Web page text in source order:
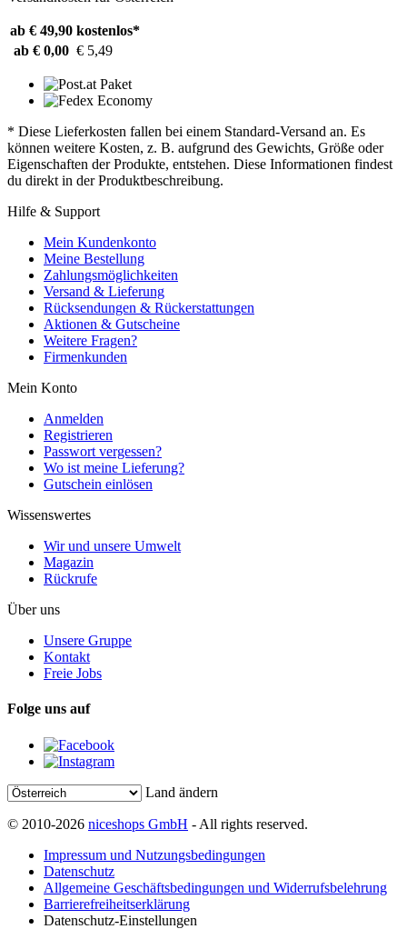
ab € 49,90 kostenlos*
ab € 0,00 € 5,49
* Diese Lieferkosten fallen bei einem Standard-Versand an. Es
können weitere Kosten, z. B. aufgrund des Gewichts, Größe oder
Eigenschaften der Produkte, entstehen. Diese Informationen findest
du direkt in der Produktbeschreibung.
Hilfe & Support
Mein Kundenkonto
Meine Bestellung
Zahlungsmöglichkeiten
Versand & Lieferung
Rücksendungen & Rückerstattungen
Aktionen & Gutscheine
Weitere Fragen?
Firmenkunden
Mein Konto
Anmelden
Registrieren
Passwort vergessen?
Wo ist meine Lieferung?
Gutschein einlösen
Wissenswertes
Wir und unsere Umwelt
Magazin
Rückrufe
Über uns
Unsere Gruppe
Kontakt
Freie Jobs
Folge uns auf
Land ändern
© 2010-2026 niceshops GmbH - All rights reserved.
Impressum und Nutzungsbedingungen
Datenschutz
Allgemeine Geschäftsbedingungen und Widerrufsbelehrung
Barrierefreiheitserklärung
Datenschutz-Einstellungen